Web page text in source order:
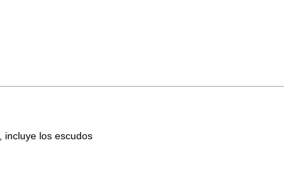
, incluye los escudos